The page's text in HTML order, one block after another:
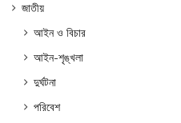
জাতীয়
আইন ও বিচার
আইন-শৃঙ্খলা
দুর্ঘটনা
পরিবেশ